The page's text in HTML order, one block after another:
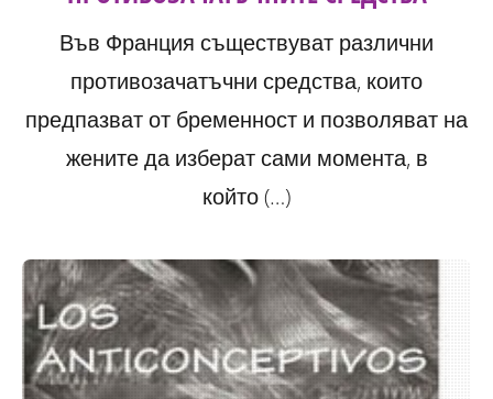
Във Франция съществуват различни
противозачатъчни средства, които
предпазват от бременност и позволяват на
жените да изберат сами момента, в
който (…)